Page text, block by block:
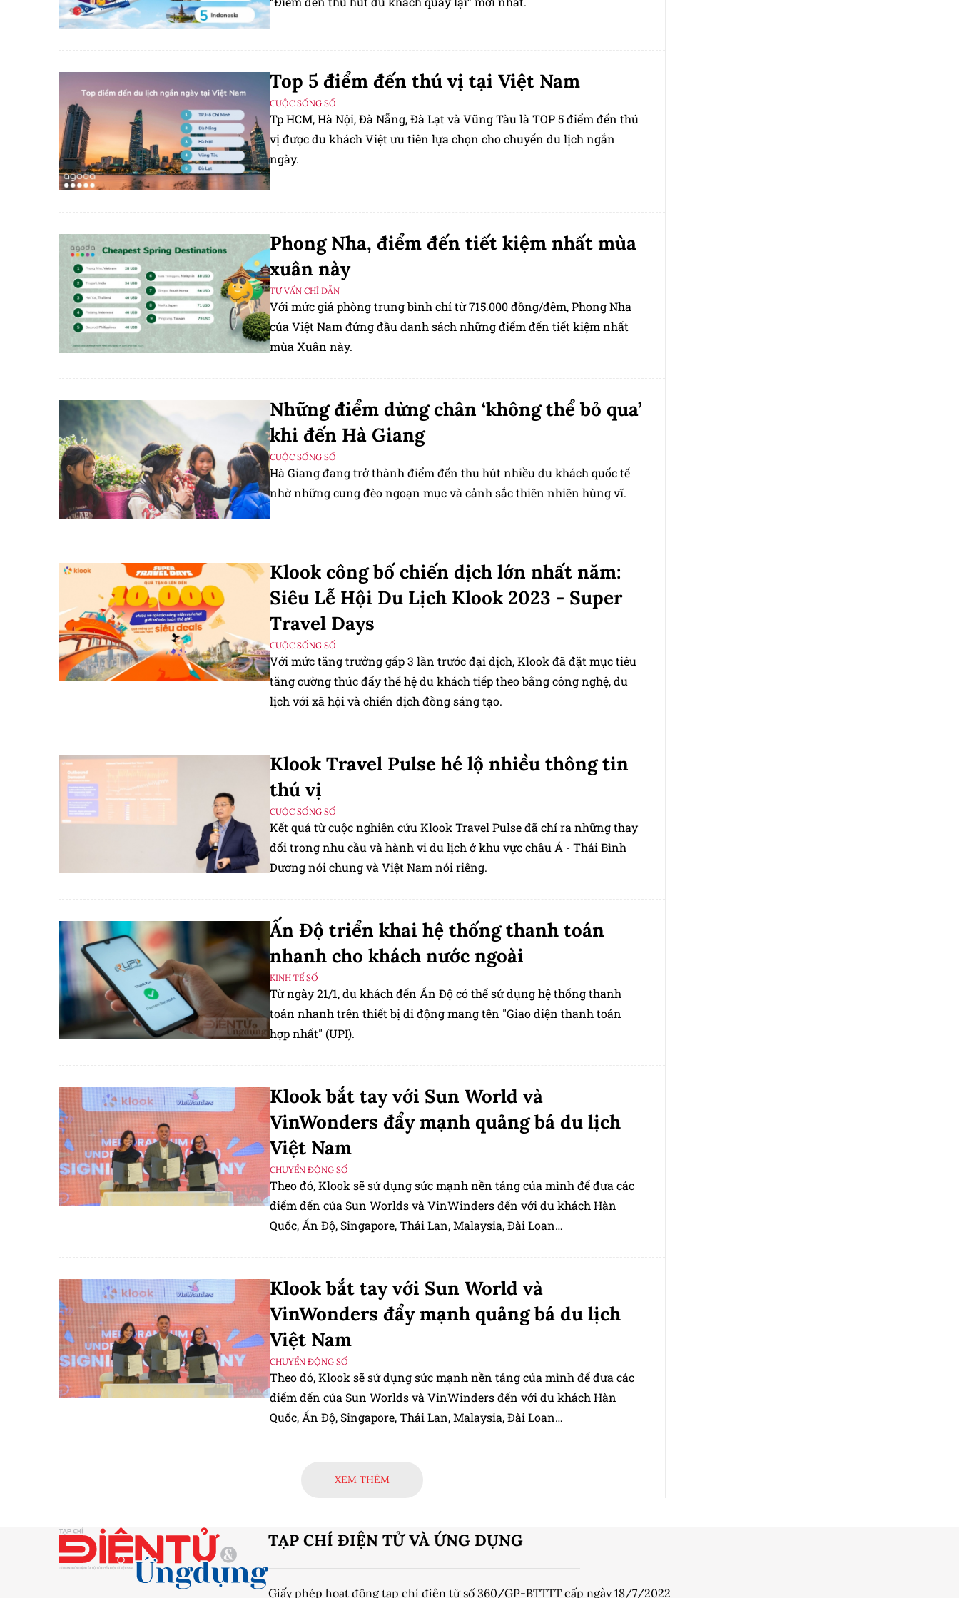
Top 5 điểm đến thú vị tại Việt Nam
CUỘC SỐNG SỐ
Tp HCM, Hà Nội, Đà Nẵng, Đà Lạt và Vũng Tàu là TOP 5 điểm đến thú
vị được du khách Việt ưu tiên lựa chọn cho chuyến du lịch ngắn
ngày.
Phong Nha, điểm đến tiết kiệm nhất mùa
xuân này
TƯ VẤN CHỈ DẪN
Với mức giá phòng trung bình chỉ từ 715.000 đồng/đêm, Phong Nha
của Việt Nam đứng đầu danh sách những điểm đến tiết kiệm nhất
mùa Xuân này.
Những điểm dừng chân ‘không thể bỏ qua’
khi đến Hà Giang
CUỘC SỐNG SỐ
Hà Giang đang trở thành điểm đến thu hút nhiều du khách quốc tế
nhờ những cung đèo ngoạn mục và cảnh sắc thiên nhiên hùng vĩ.
Klook công bố chiến dịch lớn nhất năm:
Siêu Lễ Hội Du Lịch Klook 2023 - Super
Travel Days
CUỘC SỐNG SỐ
Với mức tăng trưởng gấp 3 lần trước đại dịch, Klook đã đặt mục tiêu
tăng cường thúc đẩy thế hệ du khách tiếp theo bằng công nghệ, du
lịch với xã hội và chiến dịch đồng sáng tạo.
Klook Travel Pulse hé lộ nhiều thông tin
thú vị
CUỘC SỐNG SỐ
Kết quả từ cuộc nghiên cứu Klook Travel Pulse đã chỉ ra những thay
đổi trong nhu cầu và hành vi du lịch ở khu vực châu Á - Thái Bình
Dương nói chung và Việt Nam nói riêng.
Ấn Độ triển khai hệ thống thanh toán
nhanh cho khách nước ngoài
KINH TẾ SỐ
Từ ngày 21/1, du khách đến Ấn Độ có thể sử dụng hệ thống thanh
toán nhanh trên thiết bị di động mang tên "Giao diện thanh toán
hợp nhất" (UPI).
Klook bắt tay với Sun World và
VinWonders đẩy mạnh quảng bá du lịch
Việt Nam
CHUYỂN ĐỘNG SỐ
Theo đó, Klook sẽ sử dụng sức mạnh nền tảng của mình để đưa các
điểm đến của Sun Worlds và VinWinders đến với du khách Hàn
Quốc, Ấn Độ, Singapore, Thái Lan, Malaysia, Đài Loan…
Klook bắt tay với Sun World và
VinWonders đẩy mạnh quảng bá du lịch
Việt Nam
CHUYỂN ĐỘNG SỐ
Theo đó, Klook sẽ sử dụng sức mạnh nền tảng của mình để đưa các
điểm đến của Sun Worlds và VinWinders đến với du khách Hàn
Quốc, Ấn Độ, Singapore, Thái Lan, Malaysia, Đài Loan…
XEM THÊM
TẠP CHÍ ĐIỆN TỬ VÀ ỨNG DỤNG
Giấy phép hoạt động tạp chí điện tử số 360/GP-BTTTT cấp ngày 18/7/2022